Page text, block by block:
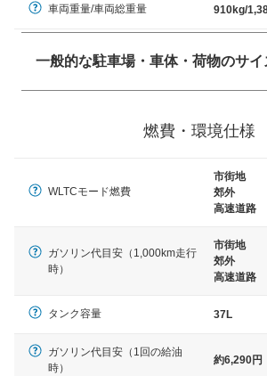
車両重量/車両総重量 910kg/
一般的な駐車場・車体・荷物のサイ
× 長さ 5,000mm 車路幅 5,000mmという
燃費・環境仕様
WLTCモード燃費
市街地
郊外
高速道路
ガソリン代目安（1,000km走行
時）
市街地
郊外
高速道路
タンク容量 37L
ガソリン代目安（1回の給油
時）
約6,290円